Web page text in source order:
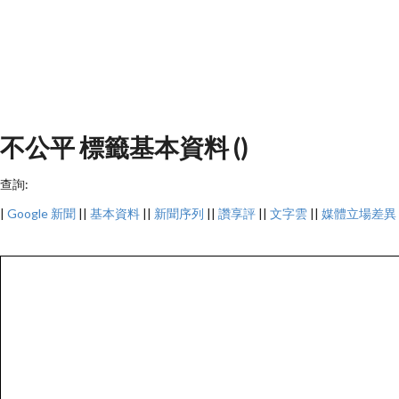
不公平 標籤基本資料 ()
查詢:
| Google 新聞 || 基本資料 || 新聞序列 || 讚享評 || 文字雲 || 媒體立場差異